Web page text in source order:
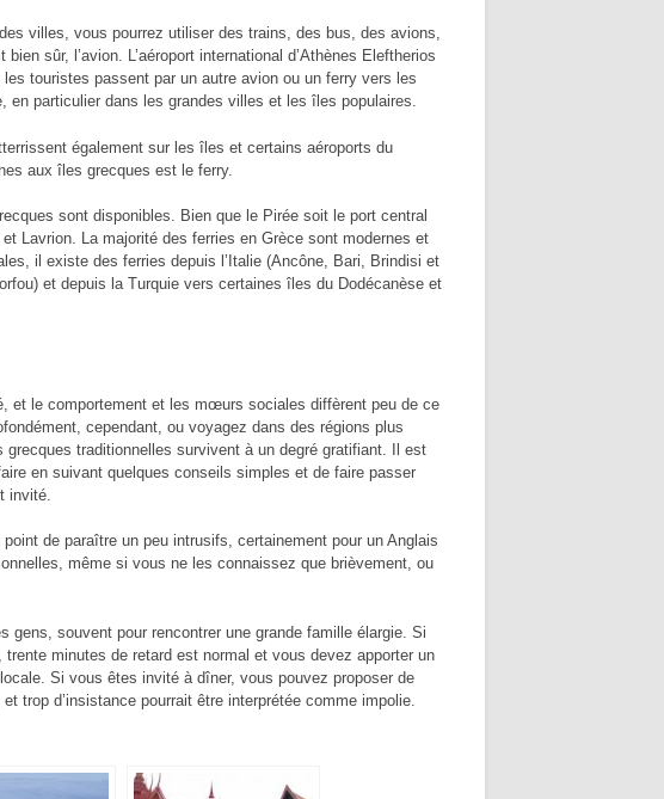
villes, vous pourrez utiliser des trains, des bus, des avions,
sûr, l’avion. L’aéroport international d’Athènes Eleftherios
touristes passent par un autre avion ou un ferry vers les
en particulier dans les grandes villes et les îles populaires.
également sur les îles et certains aéroports du
aux îles grecques est le ferry.
sont disponibles. Bien que le Pirée soit le port central
Lavrion. La majorité des ferries en Grèce sont modernes et
il existe des ferries depuis l’Italie (Ancône, Bari, Brindisi et
et depuis la Turquie vers certaines îles du Dodécanèse et
et le comportement et les mœurs sociales diffèrent peu de ce
cependant, ou voyagez dans des régions plus
traditionnelles survivent à un degré gratifiant. Il est
en suivant quelques conseils simples et de faire passer
invité.
de paraître un peu intrusifs, certainement pour un Anglais
même si vous ne les connaissez que brièvement, ou
gens, souvent pour rencontrer une grande famille élargie. Si
minutes de retard est normal et vous devez apporter un
Si vous êtes invité à dîner, vous pouvez proposer de
trop d’insistance pourrait être interprétée comme impolie.